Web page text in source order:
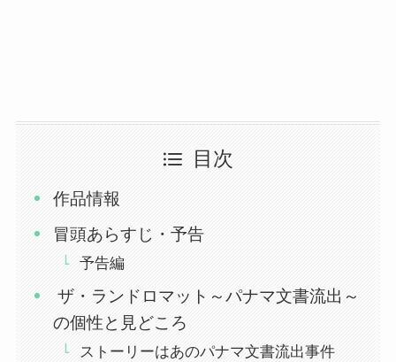
目次
作品情報
冒頭あらすじ・予告
予告編
ザ・ランドロマット～パナマ文書流出～
の個性と見どころ
ストーリーはあのパナマ文書流出事件